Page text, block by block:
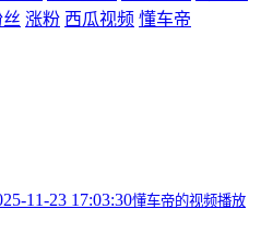
涨粉 西瓜视频 懂车帝
11-23 17:03:30懂车帝的视频播放